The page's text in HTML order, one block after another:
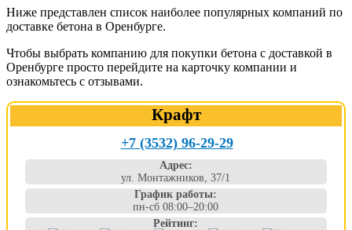
Ниже представлен список наиболее популярных компаний по
доставке бетона в Оренбурге.
Чтобы выбрать компанию для покупки бетона с доставкой в
Оренбурге просто перейдите на карточку компании и
ознакомьтесь с отзывами.
Крафт
+7 (3532) 96-29-29
Адрес:
ул. Монтажников, 37/1
График работы:
пн-сб 08:00–20:00
Рейтинг: